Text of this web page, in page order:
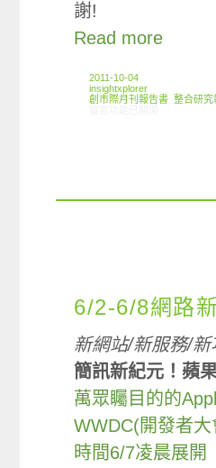
謝!
Read more
2011-10-04
insightxplorer
創市際月刊報告書 ,整合研究
6/2-6/8網路
新網站/新服務/新
簡訊新紀元！蘋
萬眾矚目的的
WWDC(開發者
時間6/7凌晨展開